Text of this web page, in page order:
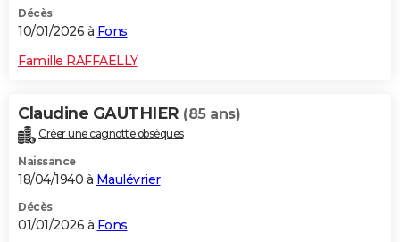
Décès
10/01/2026 à Fons
Famille RAFFAELLY
Claudine GAUTHIER (85 ans)
Créer une cagnotte obsèques
Naissance
18/04/1940 à Maulévrier
Décès
01/01/2026 à Fons